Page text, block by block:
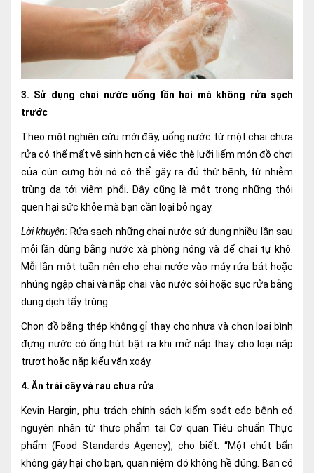
3. Sử dụng chai nước uống lần hai mà không rửa sạch
trước
Theo một nghiên cứu mới đây, uống nước từ một chai chưa
rửa có thể mất vệ sinh hơn cả việc thè lưỡi liếm món đồ chơi
của cún cưng bởi nó có thể gây ra đủ thứ bệnh, từ nhiễm
trùng da tới viêm phổi. Đây cũng là một trong những thói
quen hại sức khỏe mà bạn cần loại bỏ ngay.
Lời khuyên: Rửa sạch những chai nước sử dụng nhiều lần sau
mỗi lần dùng bằng nước xà phòng nóng và để chai tự khô.
Mỗi lần một tuần nên cho chai nước vào máy rửa bát hoặc
nhúng ngập chai và nắp chai vào nước sôi hoặc sục rửa bằng
dung dịch tẩy trùng.
Chọn đồ bằng thép không gỉ thay cho nhựa và chọn loại bình
đựng nước có ống hút bật ra khi mở nắp thay cho loại nắp
trượt hoặc nắp kiểu vặn xoáy.
4. Ăn trái cây và rau chưa rửa
Kevin Hargin, phụ trách chính sách kiểm soát các bệnh có
nguyên nhân từ thực phẩm tại Cơ quan Tiêu chuẩn Thực
phẩm (Food Standards Agency), cho biết: “Một chút bẩn
không gây hại cho bạn, quan niệm đó không hề đúng. Bạn có